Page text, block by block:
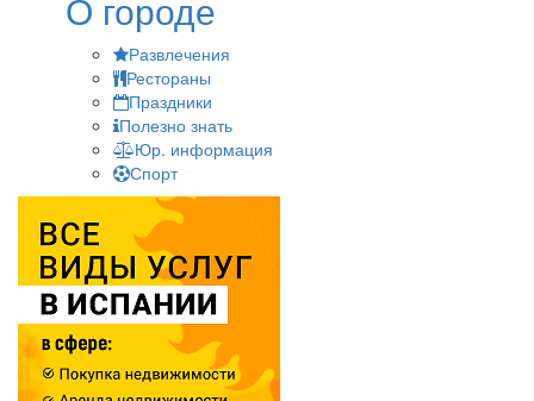
Развлечения
Рестораны
Праздники
Полезно знать
Юр. информация
Спорт